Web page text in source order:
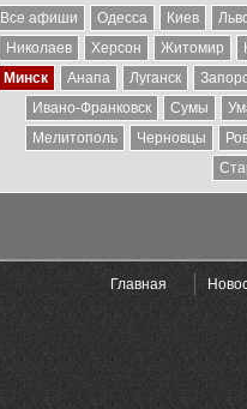
Все афиши Одесса Киев
Николаев
Херсон Житомир
Минск
Анапа Луганск
Ивано-Франковск
Сумы
Мелитополь
Черновцы
Главная